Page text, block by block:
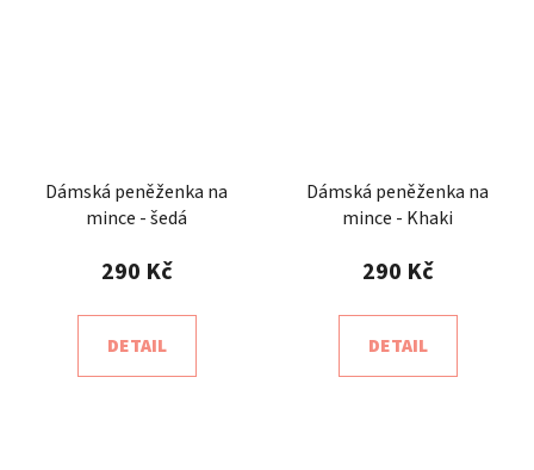
Dámská peněženka na
mince - šedá
290 Kč
DETAIL
Dámská peněženka na
mince - Khaki
290 Kč
DETAIL